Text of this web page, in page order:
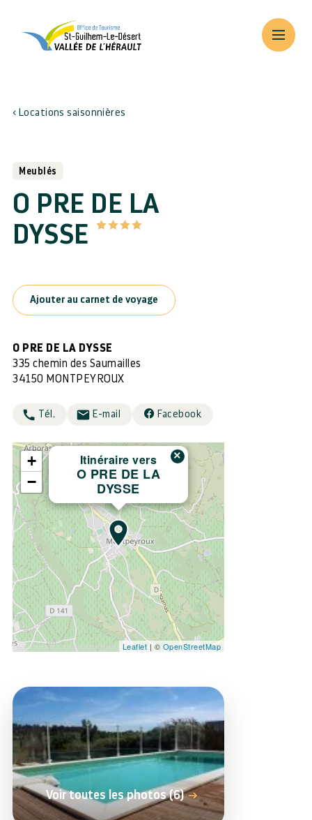
Locations saisonnières
Meublés
O PRE DE LA
DYSSE
Ajouter au carnet de voyage
O PRE DE LA DYSSE
335 chemin des Saumailles
34150 MONTPEYROUX
Tél. E-mail Facebook
Itinéraire vers
O PRE DE LA
DYSSE
×
+
−
Leaflet | ©OpenStreetMap
Voir toutes les photos (6)